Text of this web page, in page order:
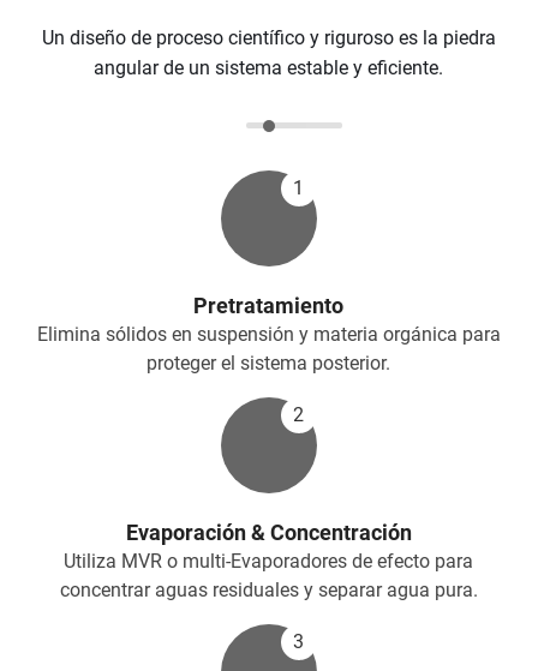
Un diseño de proceso científico y riguroso es la piedra
angular de un sistema estable y eficiente.
1
Pretratamiento
Elimina sólidos en suspensión y materia orgánica para
proteger el sistema posterior.
2
Evaporación & Concentración
Utiliza MVR o multi-Evaporadores de efecto para
concentrar aguas residuales y separar agua pura.
3